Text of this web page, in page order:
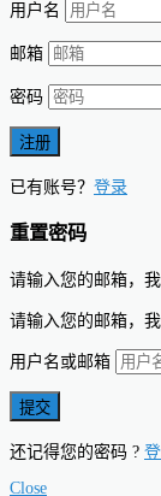
用户名
邮箱
密码
已有账号？ 登录
重置密码
请输入您的邮箱，
请输入您的邮箱，
用户名或邮箱
还记得您的密码 ?
Close